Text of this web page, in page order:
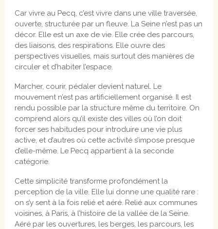
Car vivre au Pecq, c’est vivre dans une ville traversée,
ouverte, structurée par un fleuve. La Seine n’est pas un
décor. Elle est un axe de vie. Elle crée des parcours,
des liaisons, des respirations. Elle ouvre des
perspectives visuelles, mais surtout des manières de
circuler et d’habiter l’espace.
Marcher, courir, pédaler devient naturel. Le
mouvement n’est pas artificiellement organisé. Il est
rendu possible par la structure même du territoire. On
comprend alors qu’il existe des villes où l’on doit
forcer ses habitudes pour introduire une vie plus
active, et d’autres où cette activité s’impose presque
d’elle-même. Le Pecq appartient à la seconde
catégorie.
Cette simplicité transforme profondément la
perception de la ville. Elle lui donne une qualité rare :
on s’y sent à la fois relié et aéré. Relié aux communes
voisines, à Paris, à l’histoire de la vallée de la Seine.
Aéré par les ouvertures, les berges, les parcours, les